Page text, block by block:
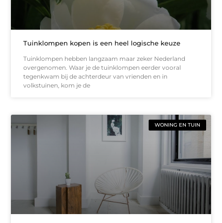
Tuinklompen kopen is een heel logische keuze
Tuinklompen hebben langzaam maar zeker Nederland
overgenomen. Waar je de tuinklompen eerder vooral
tegenkwam bij de achterdeur van vrienden en in
volkstuinen, kom je de
WONING EN TUIN